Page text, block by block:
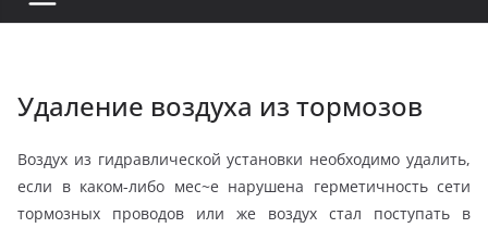
Удаление воздуха из тормозов
Воздух из гидравлической установки необходимо удалить,
если в каком-либо мес~е нарушена герметичность сети
тормозных проводов или же воздух стал поступать в